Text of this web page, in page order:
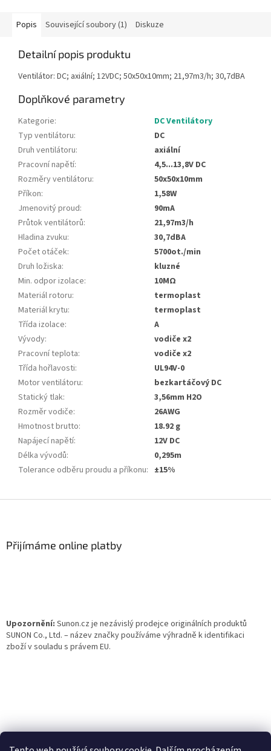
Popis Související soubory (1) Diskuze
Detailní popis produktu
Ventilátor: DC; axiální; 12VDC; 50x50x10mm; 21,97m3/h; 30,7dBA
Doplňkové parametry
Kategorie:
DC Ventilátory
Typ ventilátoru:
DC
Druh ventilátoru:
axiální
Pracovní napětí:
4,5...13,8V DC
Rozměry ventilátoru:
50x50x10mm
Příkon:
1,58W
Jmenovitý proud:
90mA
Průtok ventilátorů:
21,97m3/h
Hladina zvuku:
30,7dBA
Počet otáček:
5700ot./min
Druh ložiska:
kluzné
Min. odpor izolace:
10MΩ
Materiál rotoru:
termoplast
Materiál krytu:
termoplast
Třída izolace:
A
Vývody:
vodiče x2
Pracovní teplota:
vodiče x2
Třída hořlavosti:
UL94V-0
Motor ventilátoru:
bezkartáčový DC
Statický tlak:
3,56mm H2O
Rozměr vodiče:
26AWG
Hmotnost brutto:
18.92 g
Napájecí napětí:
12V DC
Délka vývodů:
0,295m
Tolerance odběru proudu a příkonu: ±15%
Přijímáme online platby
Upozornění: Sunon.cz je nezávislý prodejce originálních produktů
SUNON Co., Ltd. – název značky používáme výhradně k identifikaci
zboží v souladu s právem EU.